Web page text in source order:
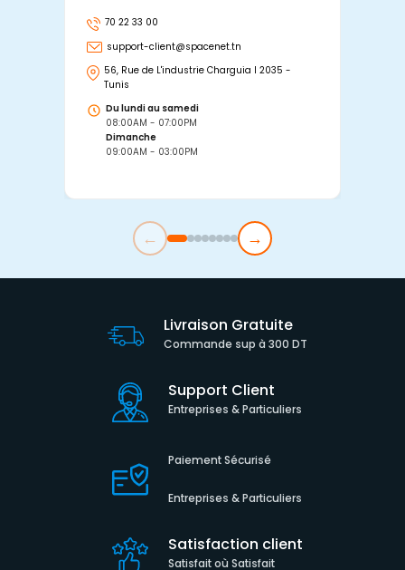
70 22 33 00
support-client@spacenet.tn
56, Rue de L'industrie Charguia I 2035 -
Tunis
Du lundi au samedi
08:00AM - 07:00PM
Dimanche
09:00AM - 03:00PM
← →
Livraison Gratuite
Commande sup à 300 DT
Support Client
Entreprises & Particuliers
Paiement Sécurisé
Entreprises & Particuliers
Satisfaction client
Satisfait où Satisfait